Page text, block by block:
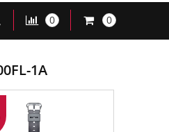
0 0
1A